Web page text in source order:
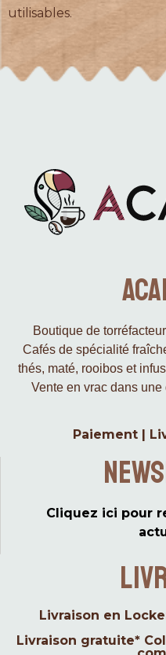
utilisables.
Boutique de
Cafés de spécialité
thés, maté, rooibos et
Vente en vrac dans
Paiement
Cliquez ici pour
Livraison en
Livraison gratuite*